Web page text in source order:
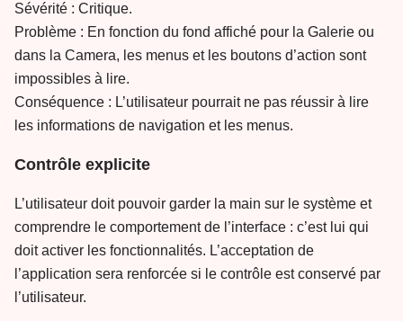
Sévérité : Critique.
Problème : En fonction du fond affiché pour la Galerie ou
dans la Camera, les menus et les boutons d’action sont
impossibles à lire.
Conséquence : L’utilisateur pourrait ne pas réussir à lire
les informations de navigation et les menus.
Contrôle explicite
L’utilisateur doit pouvoir garder la main sur le système et
comprendre le comportement de l’interface : c’est lui qui
doit activer les fonctionnalités. L’acceptation de
l’application sera renforcée si le contrôle est conservé par
l’utilisateur.